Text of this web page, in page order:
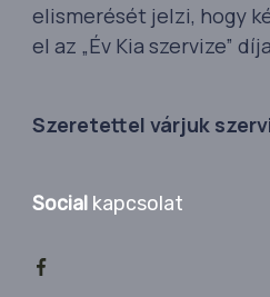
elismerését jelzi, hogy
el az „Év Kia szervize”
Szeretettel várjuk
Social kapcsolat